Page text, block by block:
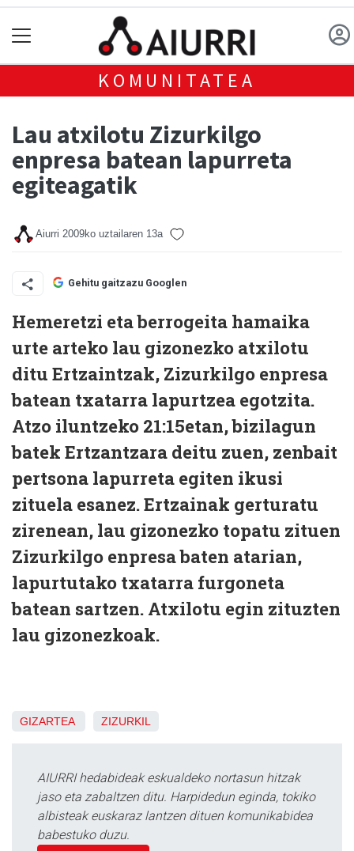
KOMUNITATEA
Lau atxilotu Zizurkilgo
enpresa batean lapurreta
egiteagatik
Aiurri 2009ko uztailaren 13a
Gehitu gaitzazu Googlen
Hemeretzi eta berrogeita hamaika
urte arteko lau gizonezko atxilotu
ditu Ertzaintzak, Zizurkilgo enpresa
batean txatarra lapurtzea egotzita.
Atzo iluntzeko 21:15etan, bizilagun
batek Ertzantzara deitu zuen, zenbait
pertsona lapurreta egiten ikusi
zituela esanez. Ertzainak gerturatu
zirenean, lau gizonezko topatu zituen
Zizurkilgo enpresa baten atarian,
lapurtutako txatarra furgoneta
batean sartzen. Atxilotu egin zituzten
lau gizonezkoak.
GIZARTEA ZIZURKIL
AIURRI hedabideak eskualdeko nortasun hitzak
jaso eta zabaltzen ditu. Harpidedun eginda, tokiko
albisteak euskaraz lantzen dituen komunikabidea
babestuko duzu.